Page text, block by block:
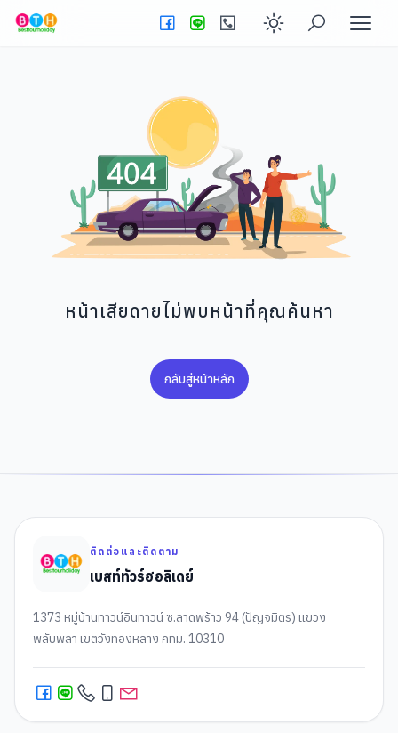
Enable dark
หน้าเสียดายไม่พบหน้าที่คุณค้นหา
กลับสู่หน้าหลัก
ติดต่อและติดตาม
เบสท์ทัวร์ฮอลิเดย์
1373 หมู่บ้านทาวน์อินทาวน์ ซ.ลาดพร้าว 94 (ปัญจมิตร) แขวง
พลับพลา เขตวังทองหลาง กทม. 10310